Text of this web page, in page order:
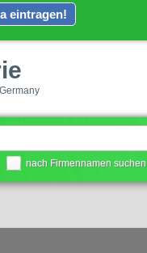
eintragen!
nach Firmennamen suchen